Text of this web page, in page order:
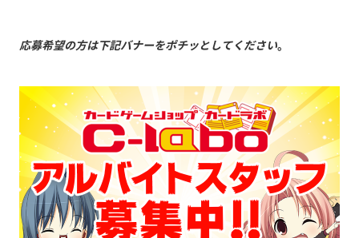
応募希望の方は下記バナーをポチッとしてください。